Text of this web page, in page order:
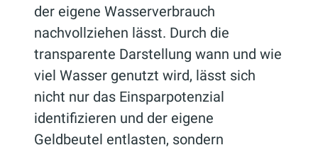
der eigene Wasserverbrauch
nachvollziehen lässt. Durch die
transparente Darstellung wann und wie
viel Wasser genutzt wird, lässt sich
nicht nur das Einsparpotenzial
identifizieren und der eigene
Geldbeutel entlasten, sondern